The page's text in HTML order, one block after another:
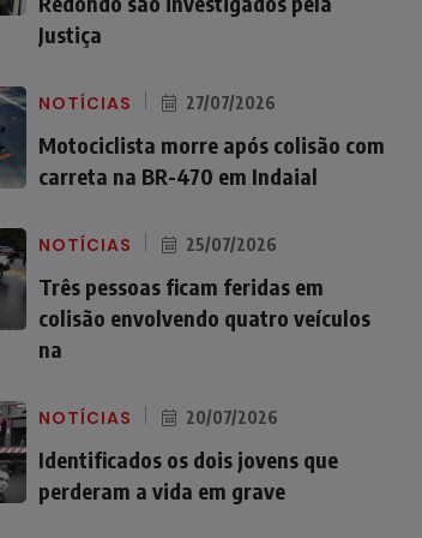
Justiça
NOTÍCIAS 27/07/2026
Motociclista morre após colisão com
carreta na BR-470 em Indaial
NOTÍCIAS 25/07/2026
Três pessoas ficam feridas em
colisão envolvendo quatro veículos
na
NOTÍCIAS 20/07/2026
Identificados os dois jovens que
perderam a vida em grave